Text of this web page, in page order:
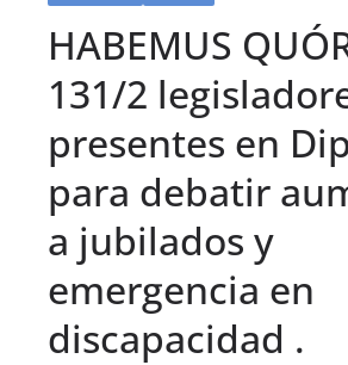
HABEMUS
131/2
presentes en
para debatir
a jubilados y
emergencia en
discapacidad .